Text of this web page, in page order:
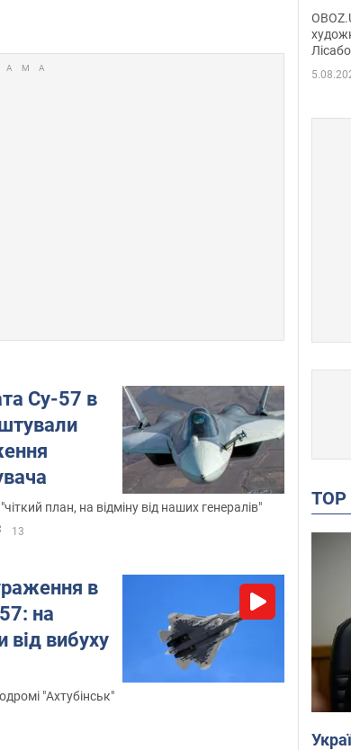
Су-57 в
план, на відміну від наших генералів"
13
в
на
від вибуху
"Ахтубінськ"
в